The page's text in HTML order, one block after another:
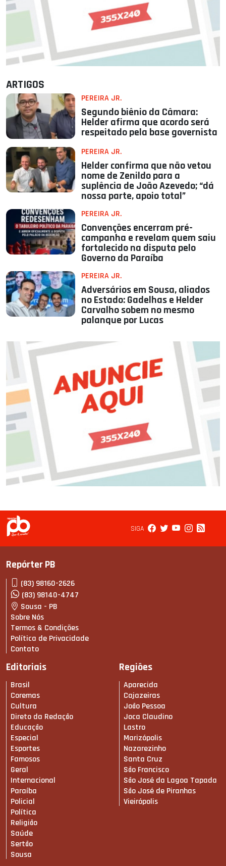
ARTIGOS
PEREIRA JR.
Segundo biênio da Câmara:
Helder afirma que acordo será
respeitado pela base governista
PEREIRA JR.
Helder confirma que não vetou
nome de Zenildo para a
suplência de João Azevedo; “dá
nossa parte, apoio total”
PEREIRA JR.
Convenções encerram pré-
campanha e revelam quem saiu
fortalecido na disputa pelo
Governo da Paraíba
PEREIRA JR.
Adversários em Sousa, aliados
no Estado: Gadelhas e Helder
Carvalho sobem no mesmo
palanque por Lucas
SIGA
Repórter PB
(83) 98160-2626
(83) 98140-4747
Sousa - PB
Sobre Nós
Termos & Condições
Política de Privacidade
Contato
Editoriais
Brasil
Coremas
Cultura
Direto da Redação
Educação
Especial
Esportes
Famosos
Geral
Internacional
Paraíba
Policial
Política
Religião
Saúde
Sertão
Sousa
Regiões
Aparecida
Cajazeiras
João Pessoa
Joca Claudino
Lastro
Marizópolis
Nazarezinho
Santa Cruz
São Francisco
São José da Lagoa Tapada
São José de Piranhas
Vieirópolis